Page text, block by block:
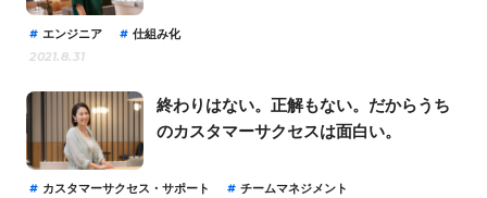
エンジニア
仕組み化
2021.8.31
終わりはない。正解もない。だからうち
のカスタマーサクセスは面白い。
カスタマーサクセス・サポート
チームマネジメント